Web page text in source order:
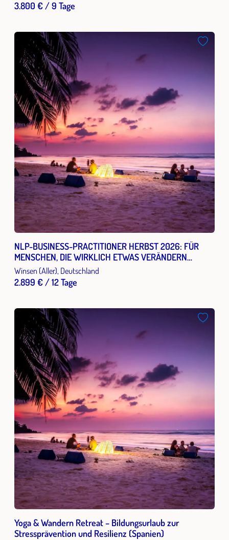
3.800 € / 9 Tage
NLP-BUSINESS-PRACTITIONER HERBST 2026: FÜR
MENSCHEN, DIE WIRKLICH ETWAS VERÄNDERN
MÖCHTEN.
Winsen (Aller), Deutschland
2.899 € / 12 Tage
Yoga & Wandern Retreat – Bildungsurlaub zur
Stressprävention und Resilienz (Spanien)